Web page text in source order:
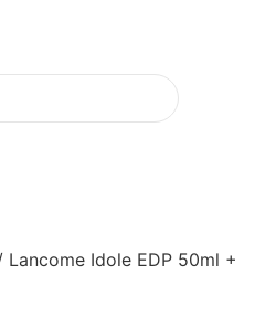
Lancome Idole EDP 50ml +